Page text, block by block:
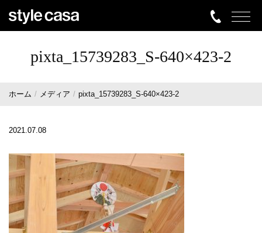
pixta_15739283_S-640×423-2
ホーム メディア pixta_15739283_S-640×423-2
2021.07.08